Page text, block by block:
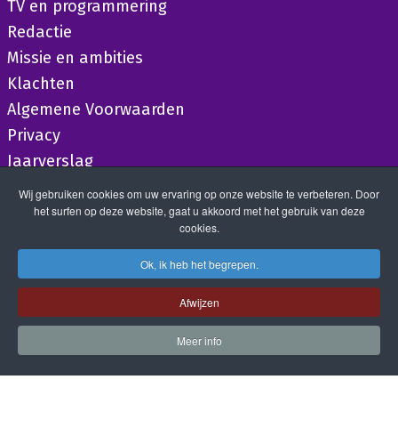
TV en programmering
Redactie
Missie en ambities
Klachten
Algemene Voorwaarden
Privacy
Jaarverslag
Wij gebruiken cookies om uw ervaring op onze website te verbeteren. Door
het surfen op deze website, gaat u akkoord met het gebruik van deze
cookies.
Ok, ik heb het begrepen.
Afwijzen
Meer info